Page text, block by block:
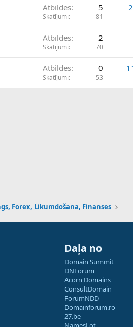
Atbildes 5
Skatījumi 81
Atbildes 2
Skatījumi 70
Atbildes 0
Skatījumi 53
Forex, Likumdošana, Finanses
Daļa no
Domain Summit
DNForum
Acorn Domains
ConsultDomain
ForumNDD
Domainforum.ro
27.be